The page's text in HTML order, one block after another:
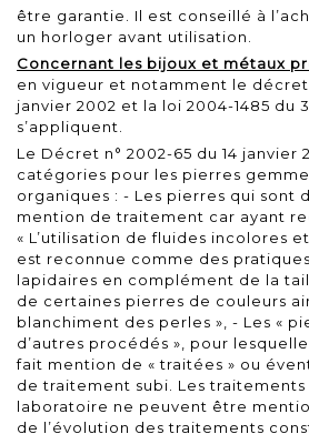
être garantie. Il est conseillé à
un horloger avant utilisation.
Concernant les bijoux et métaux
en vigueur et notamment le décret
janvier 2002 et la loi 2004-1485 du
s’appliquent.
Le Décret n° 2002-65 du 14 janvier
catégories pour les pierres
organiques : - Les pierres qui sont
mention de traitement car ayant
« L’utilisation de fluides incolores
est reconnue comme des
lapidaires en complément de la
de certaines pierres de couleurs
blanchiment des perles », - Les «
d’autres procédés », pour
fait mention de « traitées » ou
de traitement subi. Les
laboratoire ne peuvent être
de l’évolution des traitements